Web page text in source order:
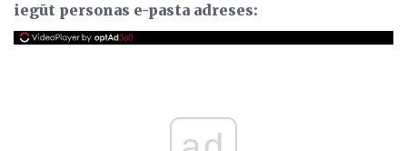
iegūt personas e-pasta adreses: